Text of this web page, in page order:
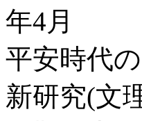
年4月
平安時代
新研究(文